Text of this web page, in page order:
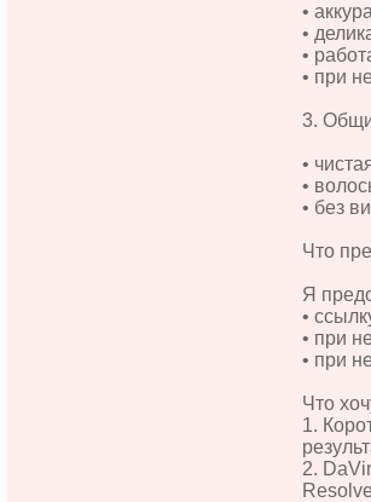
•
•
•
• при
3.
•
•
• без
Что
Я
•
• при
• при
Что
1.
2.